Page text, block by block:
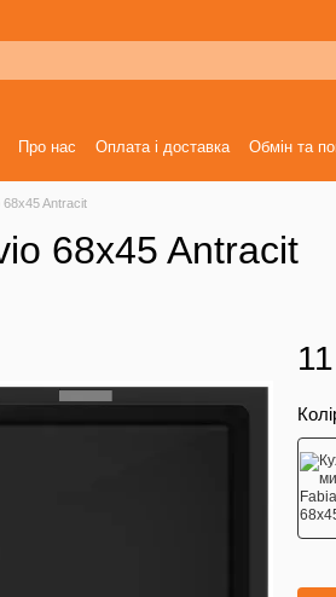
Про нас Оплата і доставка Обмін та
Antracit
68x45 Antracit